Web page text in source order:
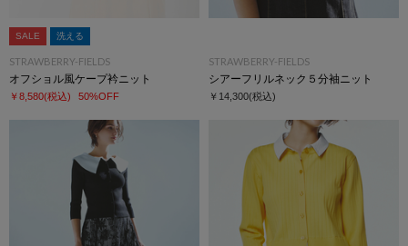
SALE 洗える
STRAWBERRY-FIELDS
オフショル風ケープ衿ニット
￥8,580(税込) 50%OFF
STRAWBERRY-FIELDS
シアーフリルネック５分袖ニット
￥14,300(税込)